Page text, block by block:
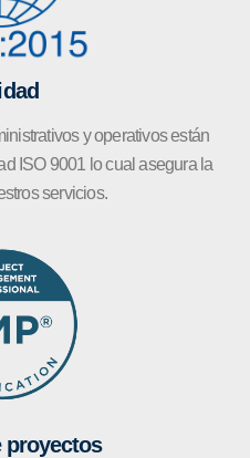
y operativos están
ISO 9001 lo cual asegura la
servicios.
proyectos